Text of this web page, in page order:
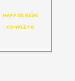
MAPA DE REDE
COMPLETO